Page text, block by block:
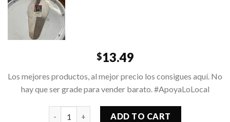
$13.49
Los mejores productos, al mejor precio los consigues aquí. No
hay que ser grade para vender barato. #ApoyaLoLocal
ADD TO CART